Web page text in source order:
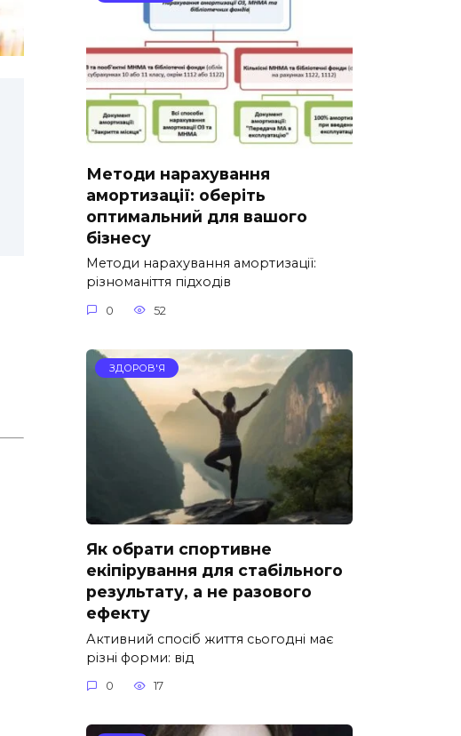
Методи нарахування
амортизації: оберіть
оптимальний для вашого
бізнесу
Методи нарахування амортизації:
різноманіття підходів
0 52
ЗДОРОВ'Я
Як обрати спортивне
екіпірування для стабільного
результату, а не разового
ефекту
Активний спосіб життя сьогодні має
різні форми: від
0 17